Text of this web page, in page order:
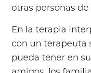
otras personas
En la terapia
con un terapeuta
pueda tener en